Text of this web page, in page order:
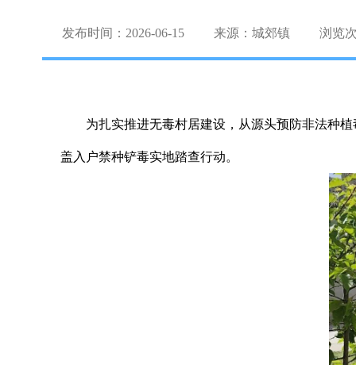
发布时间：2026-06-15 来源：城郊镇 浏览
为扎实推进无毒村居建设，从源头预防非法种
盖入户禁种铲毒实地踏查行动。